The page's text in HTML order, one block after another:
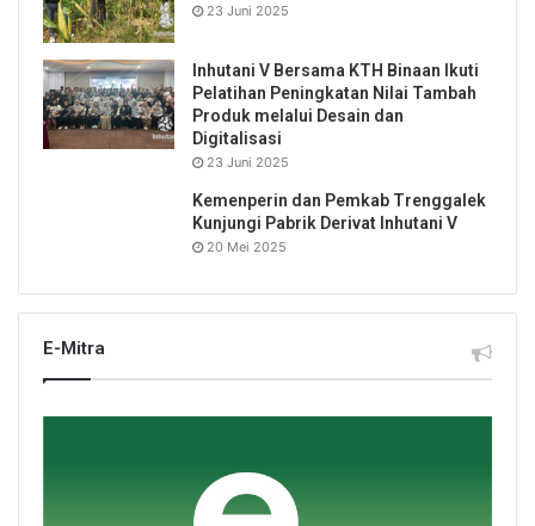
23 Juni 2025
Inhutani V Bersama KTH Binaan Ikuti
Pelatihan Peningkatan Nilai Tambah
Produk melalui Desain dan
Digitalisasi
23 Juni 2025
Kemenperin dan Pemkab Trenggalek
Kunjungi Pabrik Derivat Inhutani V
20 Mei 2025
E-Mitra